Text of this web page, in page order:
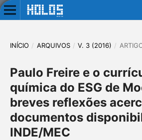
INÍCIO / ARQUIVOS / V. 3 (2016) /
Paulo Freire e o
química do ESG de
breves reflexões
documentos
INDE/MEC